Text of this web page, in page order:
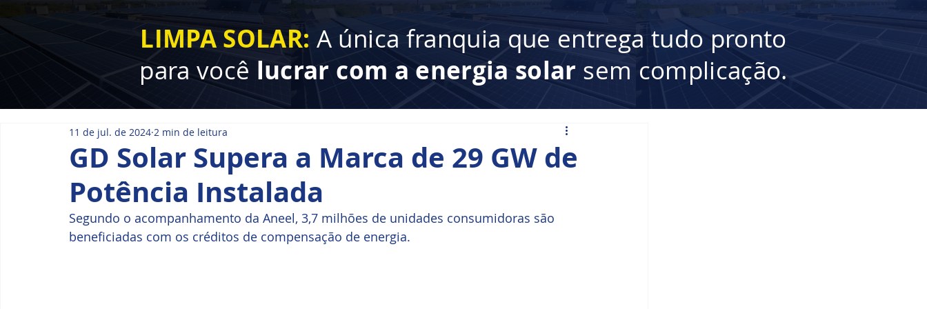
LIMPA SOLAR: A única franquia que entrega tudo pronto
para você lucrar com a energia solar sem complicação.
GD Solar Supera a Marca de 29 GW de
Potência Instalada
11 de jul. de 2024 2 min de leitura
Segundo o acompanhamento da Aneel, 3,7 milhões de unidades consumidoras são
beneficiadas com os créditos de compensação de energia.